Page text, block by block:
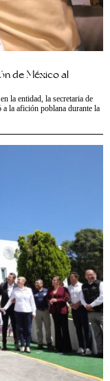
de México al
la entidad, la secretaria de
la afición poblana durante la